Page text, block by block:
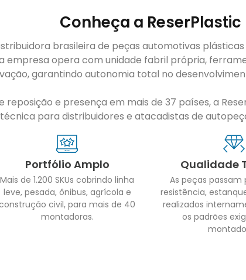
Conheça a ReserPlastic
brasileira de peças automotivas
a empresa opera com unidade fabril própria,
garantindo autonomia total no
reposição e presença em mais de 37 países, a
para distribuidores e atacadistas de
Portfólio Amplo
Mais de 1.200 SKUs cobrindo linha
leve, pesada, ônibus, agrícola e
civil, para mais de 40
montadoras.
Qualidade
As peças passam
resistência,
realizados
os padrões